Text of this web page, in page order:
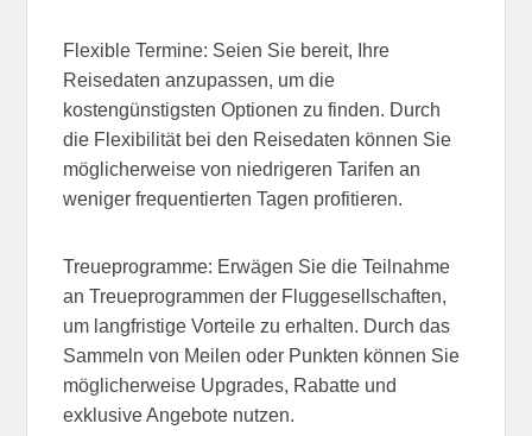
Flexible Termine: Seien Sie bereit, Ihre
Reisedaten anzupassen, um die
kostengünstigsten Optionen zu finden. Durch
die Flexibilität bei den Reisedaten können Sie
möglicherweise von niedrigeren Tarifen an
weniger frequentierten Tagen profitieren.
Treueprogramme: Erwägen Sie die Teilnahme
an Treueprogrammen der Fluggesellschaften,
um langfristige Vorteile zu erhalten. Durch das
Sammeln von Meilen oder Punkten können Sie
möglicherweise Upgrades, Rabatte und
exklusive Angebote nutzen.